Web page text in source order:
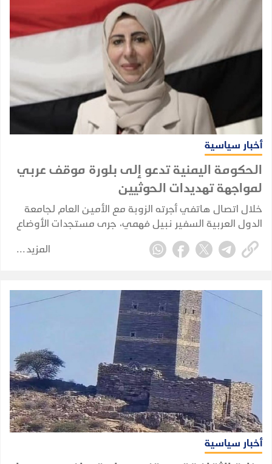
أخبار سياسية
الحكومة اليمنية تدعو إلى بلورة موقف عربي
لمواجهة تهديدات الحوثيين
خلال اتصال هاتفي أجرته الزوبة مع الأمين العام لجامعة
الدول العربية السفير نبيل فهمي، جرى مستجدات الأوضاع
في اليمن والمنطقة، وسُبل تعزيز التشاور والتنسيق مع
الأمانة العامة للجامعة إزاء القضايا ذات الاهتمام المشترك.
المزيد
أخبار سياسية